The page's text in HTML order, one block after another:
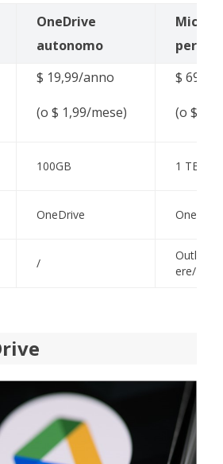
OneDrive
autonomo
$ 19,99/anno
(o $ 1,99/mese)
$
(o $
100GB 1 TB
OneDrive
/
Outlook/
ere/